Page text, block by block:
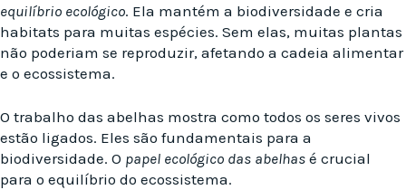
equilíbrio ecológico. Ela mantém a biodiversidade e cria
habitats para muitas espécies. Sem elas, muitas plantas
não poderiam se reproduzir, afetando a cadeia alimentar
e o ecossistema.
O trabalho das abelhas mostra como todos os seres vivos
estão ligados. Eles são fundamentais para a
biodiversidade. O papel ecológico das abelhas é crucial
para o equilíbrio do ecossistema.